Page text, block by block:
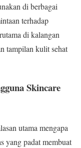
di berbagai
terhadap
di kalangan
tampilan kulit sehat
Skincare
utama mengapa
yang padat membuat